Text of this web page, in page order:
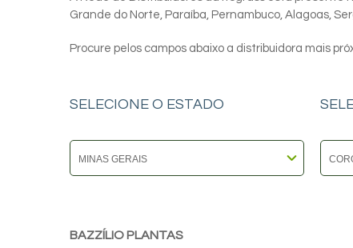
Grande do Norte, Paraíba, Pernambuco, Alagoas,
Procure pelos campos abaixo a distribuidora mais
SELECIONE O ESTADO
BAZZÍLIO PLANTAS